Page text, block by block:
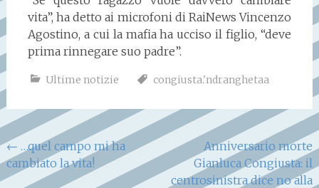
vita”, ha detto ai microfoni di RaiNews Vincenzo
Agostino, a cui la mafia ha ucciso il figlio, “deve
prima rinnegare suo padre”.
Ultime notizie congiusta.'ndranghetaa
Navigazione
articoli
← …quel campo mi ha
cambiato la vita!
Anniversario morte
Gianluca Congiusta: il
centrosinistra dice no alla